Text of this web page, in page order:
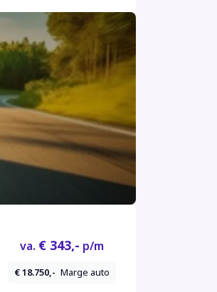
va. € 343,- p/m
€ 18.750,- Marge auto